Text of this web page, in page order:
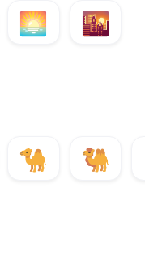
🌅 🌇
🐪 🐫